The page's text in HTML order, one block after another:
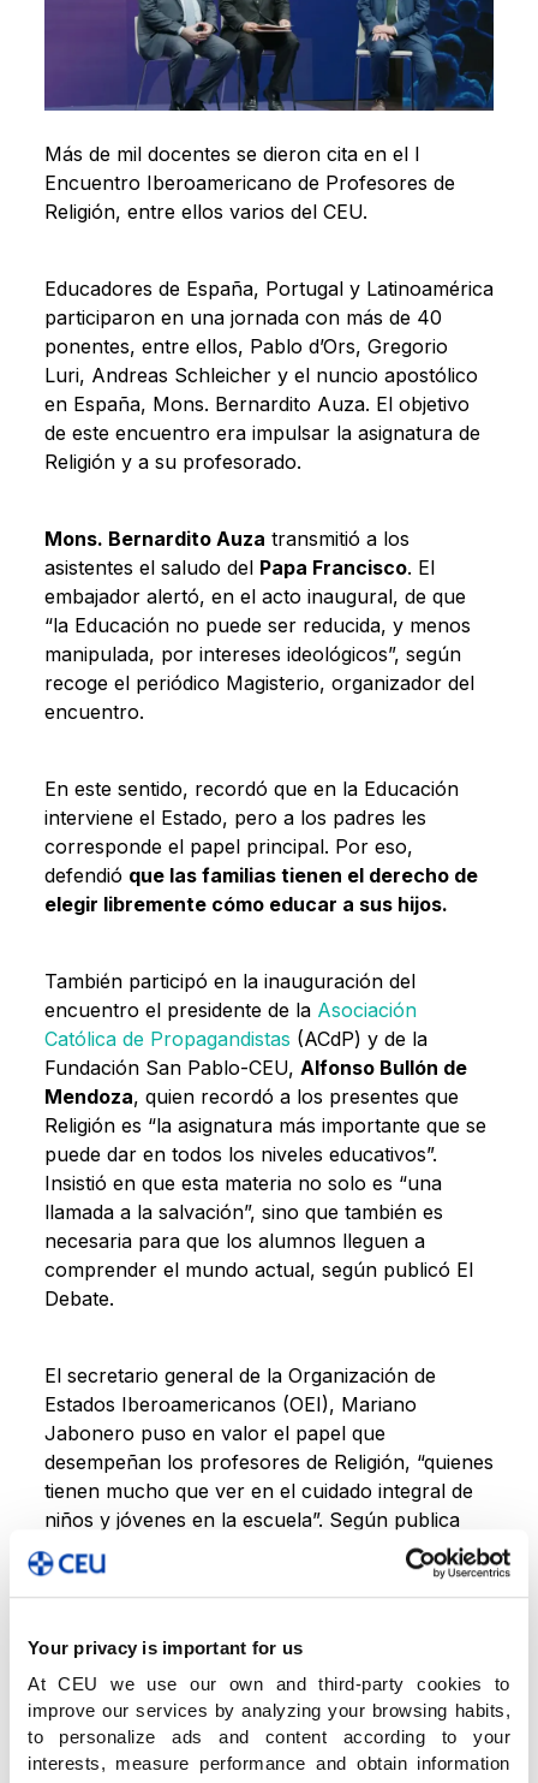
Your privacy is important for us
At CEU we use our own and third-party cookies to
improve our services by analyzing your browsing habits,
to personalize ads and content according to your
interests, measure performance and obtain information
Más de mil docentes se dieron cita en el I
Encuentro Iberoamericano de Profesores de
Religión, entre ellos varios del CEU.
Educadores de España, Portugal y Latinoamérica
participaron en una jornada con más de 40
ponentes, entre ellos, Pablo d’Ors, Gregorio
Luri, Andreas Schleicher y el nuncio apostólico
en España, Mons. Bernardito Auza. El objetivo
de este encuentro era impulsar la asignatura de
Religión y a su profesorado.
Mons. Bernardito Auza transmitió a los
asistentes el saludo del Papa Francisco. El
embajador alertó, en el acto inaugural, de que
“la Educación no puede ser reducida, y menos
manipulada, por intereses ideológicos”, según
recoge el periódico Magisterio, organizador del
encuentro.
En este sentido, recordó que en la Educación
interviene el Estado, pero a los padres les
corresponde el papel principal. Por eso,
defendió que las familias tienen el derecho de
elegir libremente cómo educar a sus hijos.
También participó en la inauguración del
encuentro el presidente de la Asociación
Católica de Propagandistas (ACdP) y de la
Fundación San Pablo-CEU, Alfonso Bullón de
Mendoza, quien recordó a los presentes que
Religión es “la asignatura más importante que se
puede dar en todos los niveles educativos”.
Insistió en que esta materia no solo es “una
llamada a la salvación”, sino que también es
necesaria para que los alumnos lleguen a
comprender el mundo actual, según publicó El
Debate.
El secretario general de la Organización de
Estados Iberoamericanos (OEI), Mariano
Jabonero puso en valor el papel que
desempeñan los profesores de Religión, “quienes
tienen mucho que ver en el cuidado integral de
niños y jóvenes en la escuela”. Según publica
Magisterio, “
Cristianismo
, como la compasión y el amor al
José María de Moya, director general de Siena
Educación, editora del periódico Magisterio,
reivindicó la asignatura ante el vacío
existencial de muchos alumnos.